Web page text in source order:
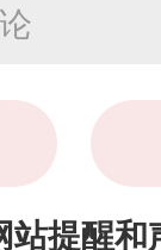
站提醒和